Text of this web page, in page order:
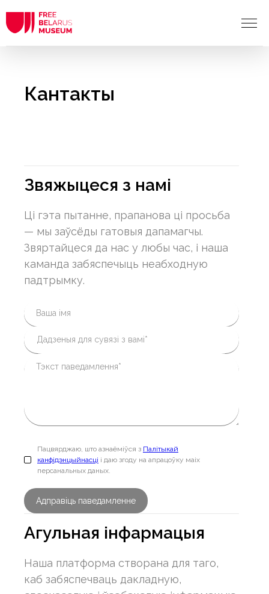
Кантакты
Звяжыцеся з намі
Ці гэта пытанне, прапанова ці просьба
— мы заўсёды гатовыя дапамагчы.
Звяртайцеся да нас у любы час, і наша
каманда забяспечыць неабходную
падтрымку.
Пацвярджаю, што азнаёміўся з Палітыкай
канфідэнцыйнасці і даю згоду на апрацоўку маіх
персанальных даных.
Агульная інфармацыя
Наша платформа створана для таго,
каб забяспечваць дакладную,